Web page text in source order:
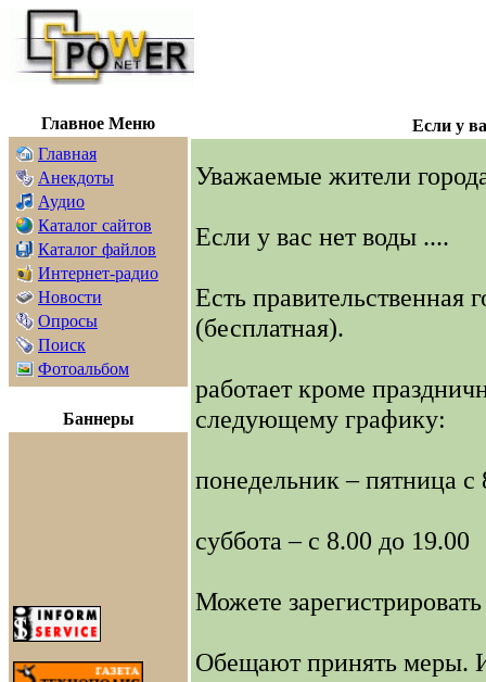
Главное Меню
Главная
Анекдоты
Аудио
Каталог сайтов
Каталог файлов
Интернет-радио
Новости
Опросы
Поиск
Фотоальбом
Баннеры
Если у
Уважаемые жители
Если у вас нет воды ....
Есть правительственная
(бесплатная).
работает кроме
следующему графику:
понедельник – пятница с
суббота – с 8.00 до 19.00
Можете
Обещают принять меры.